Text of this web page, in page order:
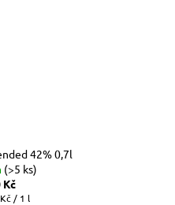
42% 0,7l
(>5 ks)
Kč
/ 1 l